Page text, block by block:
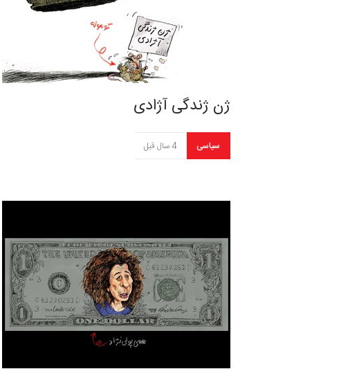
ژن ژندگی آژادی
سیاسی 4 سال قبل